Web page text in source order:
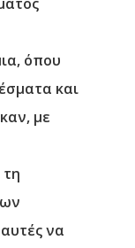
όπου
και
με
να